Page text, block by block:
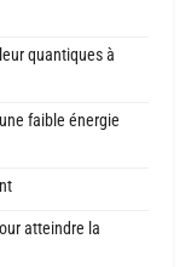
quantiques à
faible énergie
atteindre la